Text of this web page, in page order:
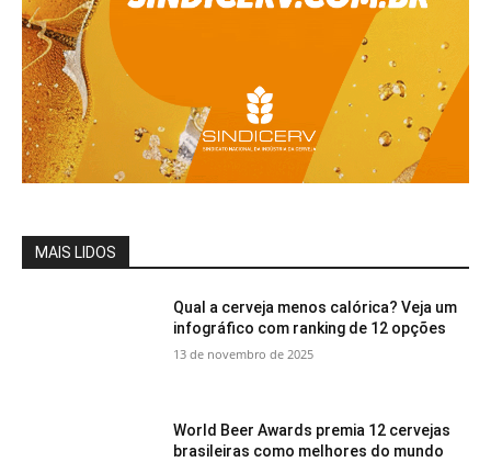
MAIS LIDOS
Qual a cerveja menos calórica? Veja um
infográfico com ranking de 12 opções
13 de novembro de 2025
World Beer Awards premia 12 cervejas
brasileiras como melhores do mundo